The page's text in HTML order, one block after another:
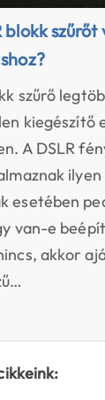
blokk szűrőt
szűrő
kiegészítő
A DSLR
ilyen
esetében
van-e
akkor